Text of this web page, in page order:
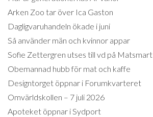
Arken Zoo tar över Ica Gaston
Dagligvaruhandeln ökade i juni
Så använder män och kvinnor appar
Sofie Zettergren utses till vd på Matsmart
Obemannad hubb för mat och kaffe
Designtorget öppnar i Forumkvarteret
Omvärldskollen – 7 juli 2026
Apoteket öppnar i Sydport